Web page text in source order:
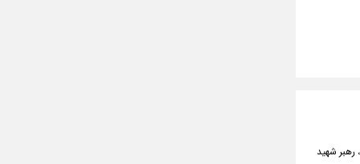
رهبر شهید